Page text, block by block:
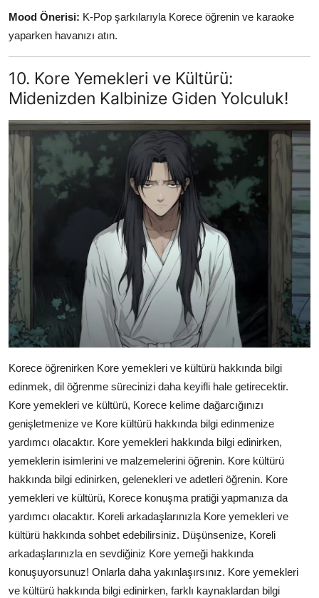
Mood Önerisi: K-Pop şarkılarıyla Korece öğrenin ve karaoke
yaparken havanızı atın.
10. Kore Yemekleri ve Kültürü:
Midenizden Kalbinize Giden Yolculuk!
Korece öğrenirken Kore yemekleri ve kültürü hakkında bilgi
edinmek, dil öğrenme sürecinizi daha keyifli hale getirecektir.
Kore yemekleri ve kültürü, Korece kelime dağarcığınızı
genişletmenize ve Kore kültürü hakkında bilgi edinmenize
yardımcı olacaktır. Kore yemekleri hakkında bilgi edinirken,
yemeklerin isimlerini ve malzemelerini öğrenin. Kore kültürü
hakkında bilgi edinirken, gelenekleri ve adetleri öğrenin. Kore
yemekleri ve kültürü, Korece konuşma pratiği yapmanıza da
yardımcı olacaktır. Koreli arkadaşlarınızla Kore yemekleri ve
kültürü hakkında sohbet edebilirsiniz. Düşünsenize, Koreli
arkadaşlarınızla en sevdiğiniz Kore yemeği hakkında
konuşuyorsunuz! Onlarla daha yakınlaşırsınız. Kore yemekleri
ve kültürü hakkında bilgi edinirken, farklı kaynaklardan bilgi